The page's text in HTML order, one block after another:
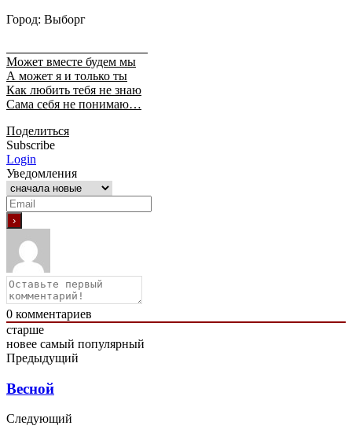
Город: Выборг
Может вместе будем мы
А может я и только ты
Как любить тебя не знаю
Сама себя не понимаю…
Поделиться
Subscribe
Login
Уведомления
0 комментариев
старше
новее самый популярный
Предыдущий
Весной
Следующий